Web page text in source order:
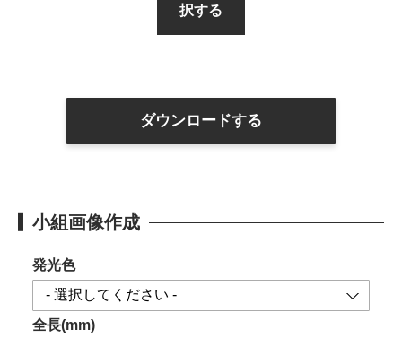
択する
ダウンロードする
小組画像作成
発光色
全長(mm)